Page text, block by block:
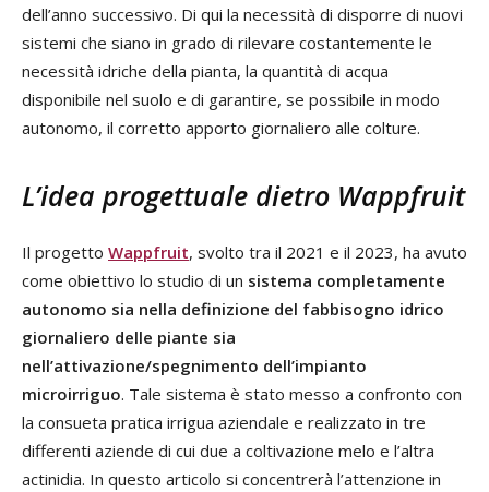
dell’anno successivo. Di qui la necessità di disporre di nuovi
sistemi che siano in grado di rilevare costantemente le
necessità idriche della pianta, la quantità di acqua
disponibile nel suolo e di garantire, se possibile in modo
autonomo, il corretto apporto giornaliero alle colture.
L’idea progettuale dietro Wappfruit
Il progetto Wappfruit, svolto tra il 2021 e il 2023, ha avuto
come obiettivo lo studio di un sistema completamente
autonomo sia nella definizione del fabbisogno idrico
giornaliero delle piante sia
nell’attivazione/spegnimento dell’impianto
microirriguo. Tale sistema è stato messo a confronto con
la consueta pratica irrigua aziendale e realizzato in tre
differenti aziende di cui due a coltivazione melo e l’altra
actinidia. In questo articolo si concentrerà l’attenzione in